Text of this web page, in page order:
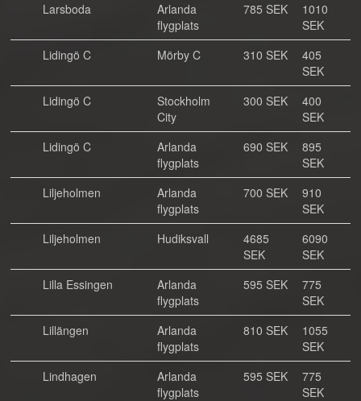
Larsboda
Arlanda
flygplats
785 SEK
1010
SEK
Lidingö C
Mörby C 310 SEK
405
SEK
Lidingö C
Stockholm
City
300 SEK
400
SEK
Lidingö C
Arlanda
flygplats
690 SEK
895
SEK
Liljeholmen
Arlanda
flygplats
700 SEK
910
SEK
Liljeholmen
Hudiksvall
4685
SEK
6090
SEK
Lilla Essingen
Arlanda
flygplats
595 SEK
775
SEK
Lillängen
Arlanda
flygplats
810 SEK
1055
SEK
Lindhagen
Arlanda
flygplats
595 SEK
775
SEK